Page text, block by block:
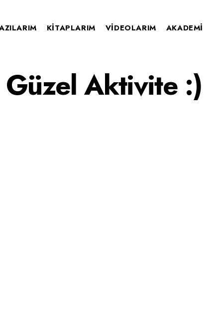
KITAPLARIM VIDEOLARIM AKADEMI
Güzel Aktivite :)